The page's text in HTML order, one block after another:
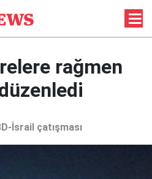
rağmen
İsrail çatışması